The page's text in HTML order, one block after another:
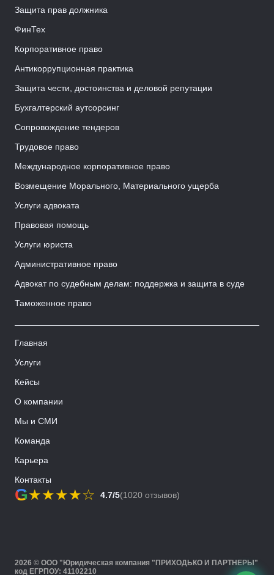
G★★★★☆ 4.7/5(1020 отзывов)
Защита прав должника
ФинТех
Корпоративное право
Антикоррупционная практика
Защита чести, достоинства и деловой репутации
Бухгалтерский аутсорсинг
Сопровождение тендеров
Трудовое право
Международное корпоративное право
Возмещение Морального, Материального ущерба
Услуги адвоката
Правовая помощь
Услуги юриста
Административное право
Адвокат по судебным делам: поддержка и защита в суде
Таможенное право
Главная
Услуги
Кейсы
О компании
Мы и СМИ
Команда
Карьера
Контакты
2026 © ООО "Юридическая компания "ПРИХОДЬКО И ПАРТНЕРЫ"
код ЕГРПОУ: 41102210